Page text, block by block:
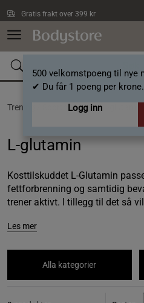
Gratis frakt over 399 kr
500 velkomstpoeng til nye
✔ Du får 1 poeng per krone.
Logg inn
Trening / Sportnutrition /
L-glutamin
Kosttilskuddet L-Glutamin
fettforbrenning og samtidig
trener aktivt. I tillegg til det så
Les mer
Alla kategorier